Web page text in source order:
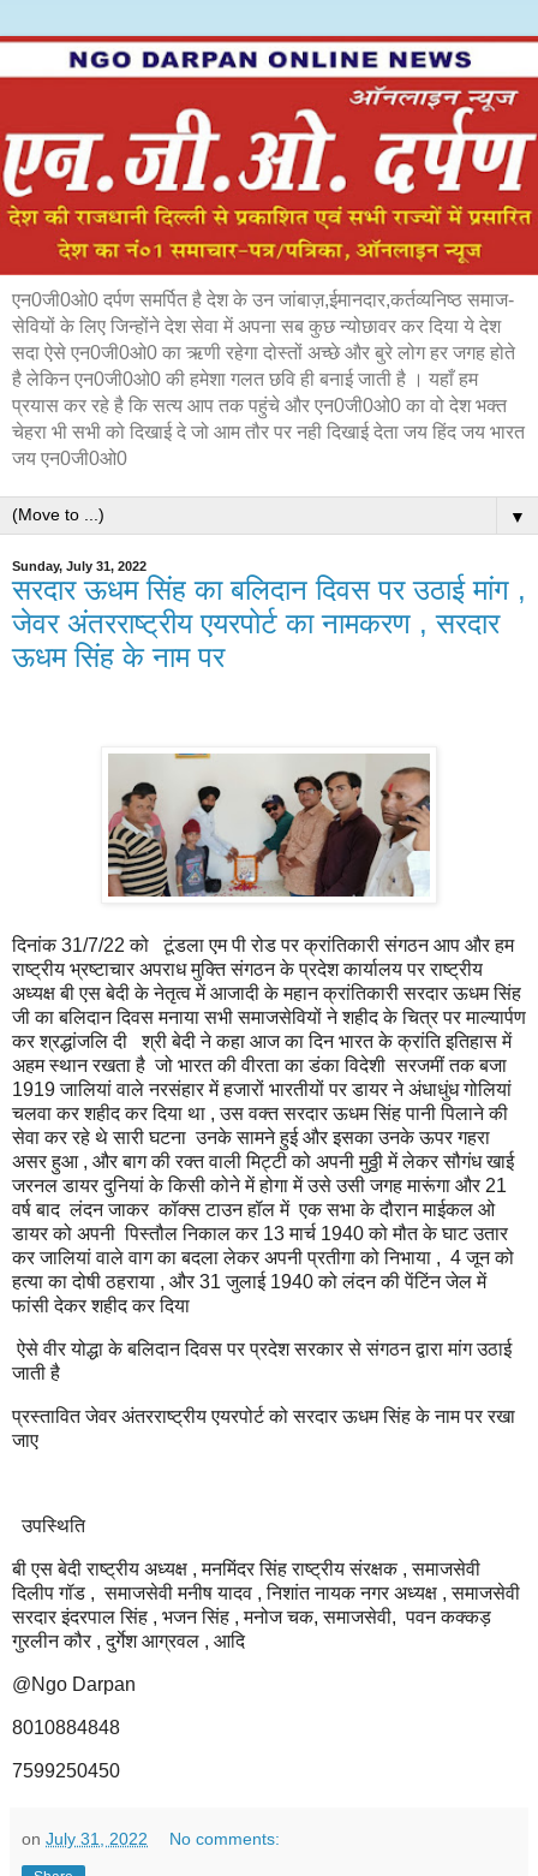
एन0जी0ओ0 दर्पण समर्पित है देश के उन जांबाज़,ईमानदार,कर्तव्यनिष्ठ समाज-
सेवियों के लिए जिन्होंने देश सेवा में अपना सब कुछ न्योछावर कर दिया ये देश
सदा ऐसे एन0जी0ओ0 का ऋणी रहेगा दोस्तों अच्छे और बुरे लोग हर जगह होते
है लेकिन एन0जी0ओ0 की हमेशा गलत छवि ही बनाई जाती है । यहाँ हम
प्रयास कर रहे है कि सत्य आप तक पहुंचे और एन0जी0ओ0 का वो देश भक्त
चेहरा भी सभी को दिखाई दे जो आम तौर पर नही दिखाई देता जय हिंद जय भारत
जय एन0जी0ओ0
▼
Sunday, July 31, 2022
सरदार ऊधम सिंह का बलिदान दिवस पर उठाई मांग ,
जेवर अंतरराष्ट्रीय एयरपोर्ट का नामकरण , सरदार
ऊधम सिंह के नाम पर
दिनांक 31/7/22 को टूंडला एम पी रोड पर क्रांतिकारी संगठन आप और हम
राष्ट्रीय भ्रष्टाचार अपराध मुक्ति संगठन के प्रदेश कार्यालय पर राष्ट्रीय
अध्यक्ष बी एस बेदी के नेतृत्व में आजादी के महान क्रांतिकारी सरदार ऊधम सिंह
जी का बलिदान दिवस मनाया सभी समाजसेवियों ने शहीद के चित्र पर माल्यार्पण
कर श्रद्धांजलि दी श्री बेदी ने कहा आज का दिन भारत के क्रांति इतिहास में
अहम स्थान रखता है जो भारत की वीरता का डंका विदेशी सरजमीं तक बजा
1919 जालियां वाले नरसंहार में हजारों भारतीयों पर डायर ने अंधाधुंध गोलियां
चलवा कर शहीद कर दिया था , उस वक्त सरदार ऊधम सिंह पानी पिलाने की
सेवा कर रहे थे सारी घटना उनके सामने हुई और इसका उनके ऊपर गहरा
असर हुआ , और बाग की रक्त वाली मिट्टी को अपनी मुठ्ठी में लेकर सौगंध खाई
जरनल डायर दुनियां के किसी कोने में होगा में उसे उसी जगह मारूंगा और 21
वर्ष बाद लंदन जाकर कॉक्स टाउन हॉल में एक सभा के दौरान माईकल ओ
डायर को अपनी पिस्तौल निकाल कर 13 मार्च 1940 को मौत के घाट उतार
कर जालियां वाले वाग का बदला लेकर अपनी प्रतीगा को निभाया , 4 जून को
हत्या का दोषी ठहराया , और 31 जुलाई 1940 को लंदन की पेंटिंन जेल में
फांसी देकर शहीद कर दिया
ऐसे वीर योद्धा के बलिदान दिवस पर प्रदेश सरकार से संगठन द्वारा मांग उठाई
जाती है
प्रस्तावित जेवर अंतरराष्ट्रीय एयरपोर्ट को सरदार ऊधम सिंह के नाम पर रखा
जाए
उपस्थिति
बी एस बेदी राष्ट्रीय अध्यक्ष , मनमिंदर सिंह राष्ट्रीय संरक्षक , समाजसेवी
दिलीप गॉड , समाजसेवी मनीष यादव , निशांत नायक नगर अध्यक्ष , समाजसेवी
सरदार इंदरपाल सिंह , भजन सिंह , मनोज चक, समाजसेवी, पवन कक्कड़
गुरलीन कौर , दुर्गेश आग्रवल , आदि
@Ngo Darpan
8010884848
7599250450
on July 31, 2022 No comments: